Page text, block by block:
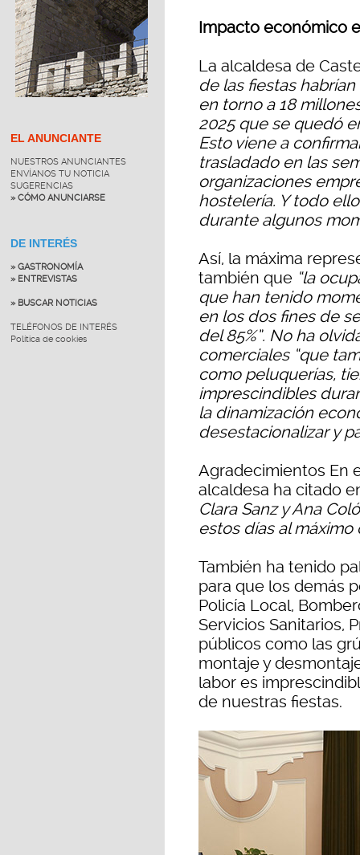
EL ANUNCIANTE
NUESTROS ANUNCIANTES
ENVÍANOS TU NOTICIA
SUGERENCIAS
» CÓMO ANUNCIARSE
DE INTERÉS
» GASTRONOMÍA
» ENTREVISTAS
» BUSCAR NOTICIAS
TELÉFONOS DE INTERÉS
Política de cookies
Impacto económico
La alcaldesa de
de las fiestas
en torno a 18
2025 que se quedó
Esto viene a
trasladado en las
organizaciones
hostelería. Y todo
durante algunos
Así, la máxima
también que “la
que han tenido
en los dos fines de
del 85%”. No ha
comerciales “que
como peluquerías,
imprescindibles
la dinamización
desestacionalizar y
Agradecimientos En
alcaldesa ha citado
Clara Sanz y Ana
estos días al
También ha tenido
para que los demás
Policía Local,
Servicios Sanitarios,
públicos como las
montaje y
labor es
de nuestras fiestas.